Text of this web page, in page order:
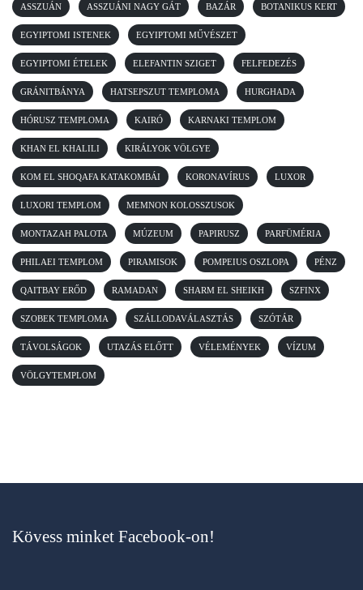
ASSZUÁN ASSZUÁNI NAGY GÁT BAZÁR BOTANIKUS KERT
EGYIPTOMI ISTENEK EGYIPTOMI MŰVÉSZET
EGYIPTOMI ÉTELEK ELEFANTIN SZIGET FELFEDEZÉS
GRÁNITBÁNYA HATSEPSZUT TEMPLOMA HURGHADA
HÓRUSZ TEMPLOMA KAIRÓ KARNAKI TEMPLOM
KHAN EL KHALILI KIRÁLYOK VÖLGYE
KOM EL SHOQAFA KATAKOMBÁI KORONAVÍRUS LUXOR
LUXORI TEMPLOM MEMNON KOLOSSZUSOK
MONTAZAH PALOTA MÚZEUM PAPIRUSZ PARFÜMÉRIA
PHILAEI TEMPLOM PIRAMISOK POMPEIUS OSZLOPA PÉNZ
QAITBAY ERŐD RAMADAN SHARM EL SHEIKH SZFINX
SZOBEK TEMPLOMA SZÁLLODAVÁLASZTÁS SZÓTÁR
TÁVOLSÁGOK UTAZÁS ELŐTT VÉLEMÉNYEK VÍZUM
VÖLGYTEMPLOM
Kövess minket Facebook-on!